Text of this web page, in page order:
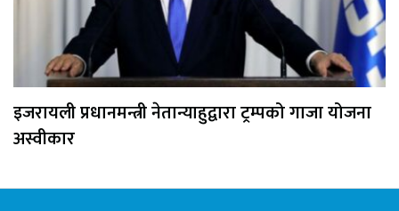
इजरायली प्रधानमन्त्री नेतान्याहुद्वारा ट्रम्पको गाजा योजना
अस्वीकार